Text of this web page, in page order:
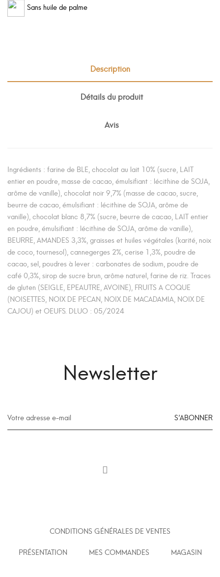
Sans huile de palme
Description
Détails du produit
Avis
Ingrédients : farine de BLE, chocolat au lait 10% (sucre, LAIT
entier en poudre, masse de cacao, émulsifiant : lécithine de SOJA,
arôme de vanille), chocolat noir 9,7% (masse de cacao, sucre,
beurre de cacao, émulsifiant : lécithine de SOJA, arôme de
vanille), chocolat blanc 8,7% (sucre, beurre de cacao, LAIT entier
en poudre, émulsifiant : lécithine de SOJA, arôme de vanille),
BEURRE, AMANDES 3,3%, graisses et huiles végétales (karité, noix
de coco, tournesol), cannegerges 2%, cerise 1,3%, poudre de
cacao, sel, poudres à lever : carbonates de sodium, poudre de
café 0,3%, sirop de sucre brun, arôme naturel, farine de riz. Traces
de gluten (SEIGLE, EPEAUTRE, AVOINE), FRUITS A COQUE
(NOISETTES, NOIX DE PECAN, NOIX DE MACADAMIA, NOIX DE
CAJOU) et OEUFS. DLUO : 05/2024
Newsletter
S’ABONNER
CONDITIONS GÉNÉRALES DE VENTES
PRÉSENTATION
MES COMMANDES MAGASIN